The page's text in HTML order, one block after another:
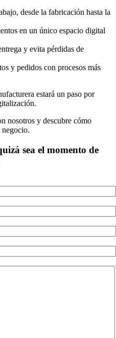
desde la fabricación hasta la
en un único espacio digital
y evita pérdidas de
y pedidos con procesos más
estará un paso por
nosotros y descubre cómo
negocio.
sea el momento de